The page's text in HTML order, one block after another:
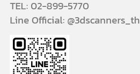
TEL: 02-899-5770
Line Official: @3dscanners_th